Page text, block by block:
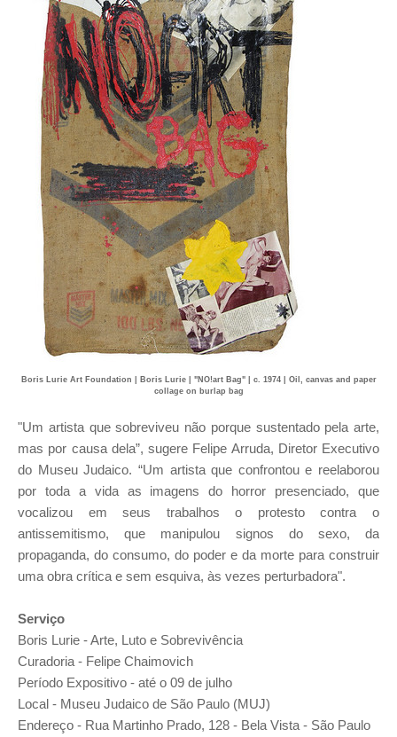
Boris Lurie Art Foundation | Boris Lurie | "NO!art Bag" | c. 1974 | Oil, canvas and paper
collage on burlap bag
"Um artista que sobreviveu não porque sustentado pela arte,
mas por causa dela”, sugere Felipe Arruda, Diretor Executivo
do Museu Judaico. “Um artista que confrontou e reelaborou
por toda a vida as imagens do horror presenciado, que
vocalizou em seus trabalhos o protesto contra o
antissemitismo, que manipulou signos do sexo, da
propaganda, do consumo, do poder e da morte para construir
uma obra crítica e sem esquiva, às vezes perturbadora".
Serviço
Boris Lurie - Arte, Luto e Sobrevivência
Curadoria - Felipe Chaimovich
Período Expositivo - até o 09 de julho
Local - Museu Judaico de São Paulo (MUJ)
Endereço - Rua Martinho Prado, 128 - Bela Vista - São Paulo